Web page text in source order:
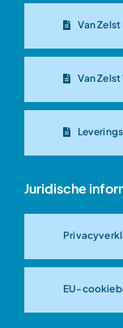
Van
Van Zelst
Juridische
EU-